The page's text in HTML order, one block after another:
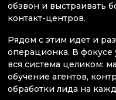
обзвон и выстраивать
контакт-центров.
Рядом с этим идет и
операционка. В фокусе
вся система целиком:
обучение агентов,
обработки лида на